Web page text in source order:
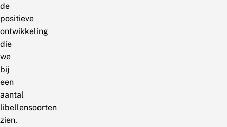
de
positieve
ontwikkeling
die
we
bij
een
aantal
libellensoorten
zien,